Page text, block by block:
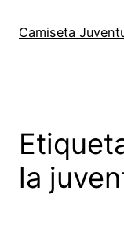
Camiseta
la